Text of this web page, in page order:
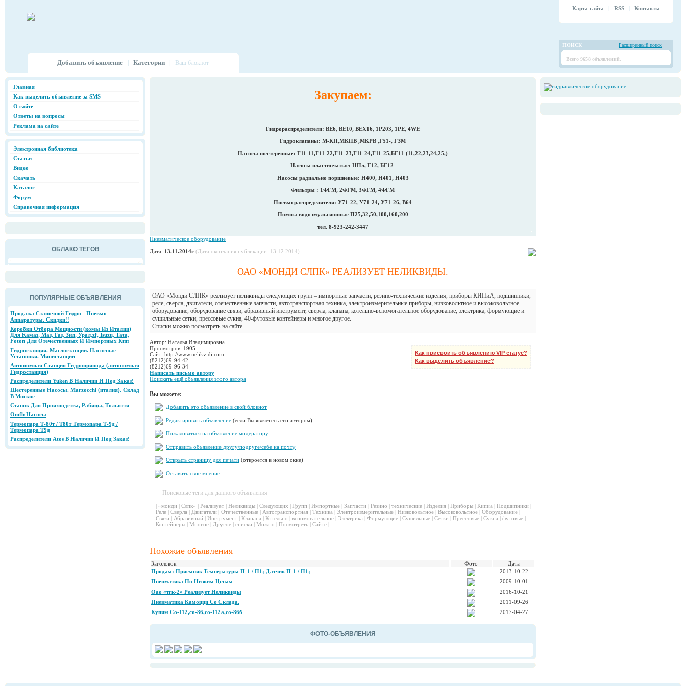
ПОИСК Расширенный поиск
Добавить объявление |Категории Ваш блокнот
Карта сайта RSS Контакты
Главная
Как выделить объявление за SMS
О сайте
Ответы на вопросы
Реклама на сайте
Электронная библиотека
Статьи
Видео
Скачать
Каталог
Форум
Справочная информация
ОБЛАКО ТЕГОВ
ПОПУЛЯРНЫЕ ОБЪЯВЛЕНИЯ
Продажа Станочной Гидро - Пневмо
Аппаратуры. Скидки!!
Коробки Отбора Мощности (комы Из Италии)
Для Камаз, Маз, Газ, Зил, Урал,zf, Isuzu, Tаtа,
Foton Для Отечественных И Импортных Кпп
Гидростанции. Маслостанции. Насосные
Установки. Министанции
Автономная Станция Гидропривода (автономная
Гидростанция)
Распределители Yuken В Наличии И Под Заказ!
Шестеренные Насосы. Marzocchi (италия). Склад
В Москве
Станок Для Производства, Рабицы, Тольятти
Omfb Насосы
Термопара Т-80т / Т80т Термопара Т-9д /
Термопара Т9д
Распределители Аtos В Наличии И Под Заказ!
Закупаем:
Гидрораспределители: ВЕ6, ВЕ10, ВЕХ16, 1Р203, 1РЕ, 4WE
Гидроклапаны: М-КП,МКПВ ,МКРВ ,Г51-, ГЗМ
Насосы шестеренные: Г11-11,Г11-22,Г11-23,Г11-24,Г11-25,БГ11-(11,22,23,24,25,)
Насосы пластинчатые: НПл, Г12, БГ12-
Насосы радиально поршневые: Н400, Н401, Н403
Фильтры : 1ФГМ, 2ФГМ, 3ФГМ, 4ФГМ
Пневмораспределители: У71-22, У71-24, У71-26, В64
Помпы водоэмульсионные П25,32,50,100,160,200
тел. 8-923-242-3447
Пневматическое оборудование
Дата: 13.11.2014г (Дата окончания публикации: 13.12.2014)
ОАО «МОНДИ СЛПК» РЕАЛИЗУЕТ НЕЛИКВИДЫ.
ОАО «Монди СЛПК» реализует неликвиды следующих групп – импортные запчасти, резино-технические изделия, приборы КИПиА, подшипники,
реле, сверла, двигатели, отечественные запчасти, автотранспортная техника, электроизмерительные приборы, низковольтное и высоковольтное
оборудование, оборудование связи, абразивный инструмент, сверла, клапана, котельно-вспомогательное оборудование, электрика, формующие и
сушильные сетки, прессовые сукна, 40-футовые контейнеры и многое другое.
Списки можно посмотреть на сайте
Автор: Наталья Владимировна
Просмотров: 1905
Как присвоить объявлению VIP статус?
Как выделить объявление?
Сайт: http://www.nelikvidi.com
(8212)69-94-42
(8212)69-96-34
Написать письмо автору
Поискать ещё объявления этого автора
Вы можете:
Добавить это объявление в свой блокнот
Редактировать объявление (если Вы являетесь его автором)
Пожаловаться на объявление модератору
Отправить объявление другу/подруге/себе на почту
Открыть страницу для печати (откроется в новом окне)
Оставить своё мнение
Поисковые теги для данного объявления
| «монди | Слпк» | Реализует | Неликвиды | Следующих | Групп | Импортные | Запчасти | Резино | технические | Изделия | Приборы | Кипиа | Подшипники |
Реле | Сверла | Двигатели | Отечественные | Автотранспортная | Техника | Электроизмерительные | Низковольтное | Высоковольтное | Оборудование |
Связи | Абразивный | Инструмент | Клапана | Котельно | вспомогательное | Электрика | Формующие | Сушильные | Сетки | Прессовые | Сукна | футовые |
Контейнеры | Многое | Другое | списки | Можно | Посмотреть | Сайте |
Похожие объявления
Заголовок Фото
Дата
Продам: Приемник Температуры П-1 / П1; Датчик П-1 / П1;
2013-10-22
Пневматика По Низким Ценам
2009-10-01
Оао «тгк-2» Реализует Неликвиды
2016-10-21
Пневматика Камоцци Со Склада.
2011-09-26
Купим Со-112,со-86,со-112а,со-86б
2017-04-27
ФОТО-ОБЪЯВЛЕНИЯ